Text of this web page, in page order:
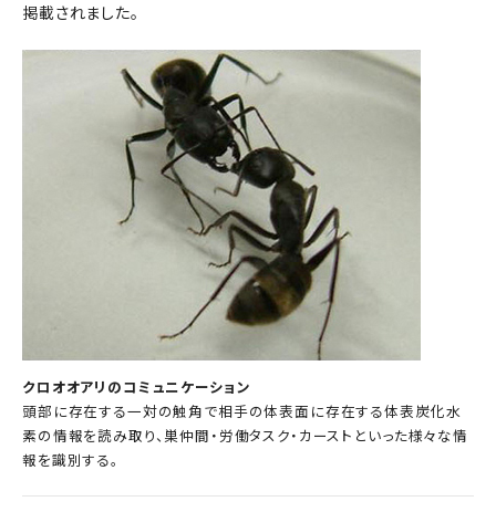
掲載されました。
クロオオアリのコミュニケーション
頭部に存在する一対の触角で相手の体表面に存在する体表炭化水
素の情報を読み取り、巣仲間・労働タスク・カーストといった様々な情
報を識別する。